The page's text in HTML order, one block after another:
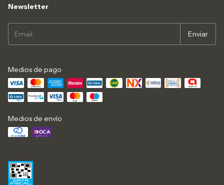
Newsletter
Medios de pago
Medios de envío